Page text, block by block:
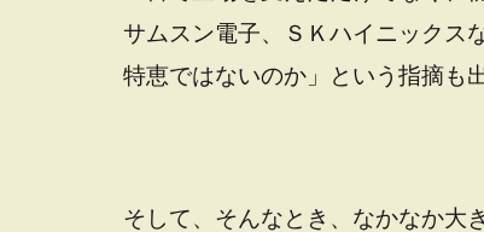
サムスン電子、ＳＫハイニックス
特恵ではないのか」という指摘も
そして、そんなとき、なかなか大